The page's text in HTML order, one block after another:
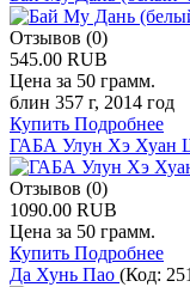
Отзывов (0)
545.00 RUB
Цена за 50 грамм.
блин 357 г, 2014 год
Купить Подробнее
ГАБА Улун Хэ Хуан
Отзывов (0)
1090.00 RUB
Цена за 50 грамм.
Купить Подробнее
Да Хунь Пао (Код: